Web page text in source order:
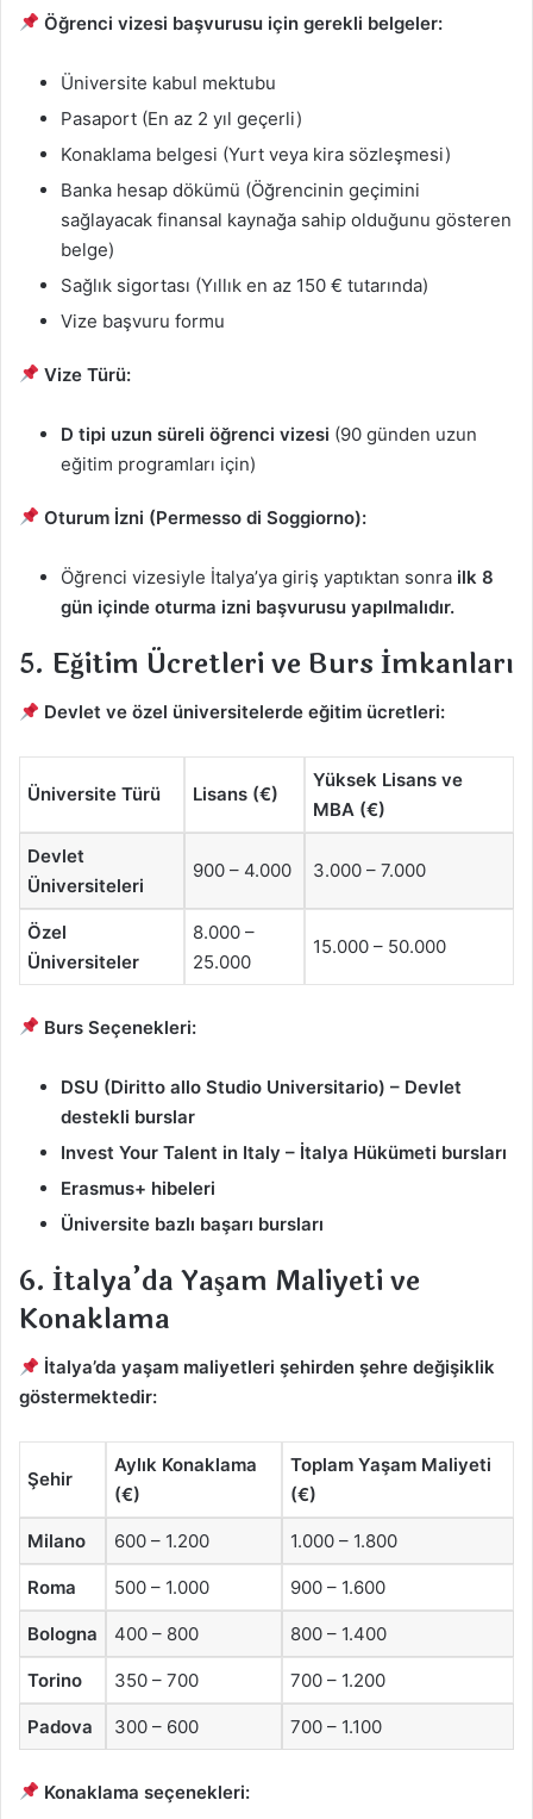
Öğrenci vizesi başvurusu için gerekli belgeler:
Üniversite kabul mektubu
Pasaport (En az 2 yıl geçerli)
Konaklama belgesi (Yurt veya kira sözleşmesi)
Banka hesap dökümü (Öğrencinin geçimini
sağlayacak finansal kaynağa sahip olduğunu gösteren
belge)
Sağlık sigortası (Yıllık en az 150 € tutarında)
Vize başvuru formu
Vize Türü:
D tipi uzun süreli öğrenci vizesi (90 günden uzun
eğitim programları için)
Oturum İzni (Permesso di Soggiorno):
Öğrenci vizesiyle İtalya’ya giriş yaptıktan sonra ilk 8
gün içinde oturma izni başvurusu yapılmalıdır.
5. Eğitim Ücretleri ve Burs İmkanları
Devlet ve özel üniversitelerde eğitim ücretleri:
Üniversite Türü Lisans (€)
Yüksek Lisans ve
MBA (€)
Devlet
Üniversiteleri
900 – 4.000 3.000 – 7.000
Özel
Üniversiteler
8.000 –
25.000
15.000 – 50.000
Burs Seçenekleri:
DSU (Diritto allo Studio Universitario) – Devlet
destekli burslar
Invest Your Talent in Italy – İtalya Hükümeti bursları
Erasmus+ hibeleri
Üniversite bazlı başarı bursları
6. İtalya’da Yaşam Maliyeti ve
Konaklama
İtalya’da yaşam maliyetleri şehirden şehre değişiklik
göstermektedir:
Şehir
Aylık Konaklama
(€)
Toplam Yaşam Maliyeti
(€)
Milano 600 – 1.200 1.000 – 1.800
Roma 500 – 1.000 900 – 1.600
Bologna 400 – 800 800 – 1.400
Torino 350 – 700 700 – 1.200
Padova 300 – 600 700 – 1.100
Konaklama seçenekleri: